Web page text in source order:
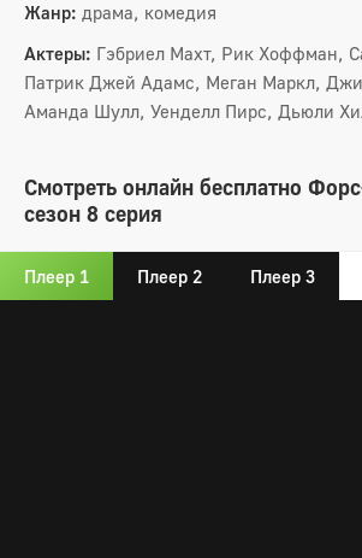
Жанр: драма, комедия
Актеры: Гэбриел Махт, Рик Хоффман,
Патрик Джей Адамс, Меган Маркл,
Аманда Шулл, Уенделл Пирс, Дьюли
Смотреть онлайн бесплатно
сезон 8 серия
Плеер 1 Плеер 2 Плеер 3